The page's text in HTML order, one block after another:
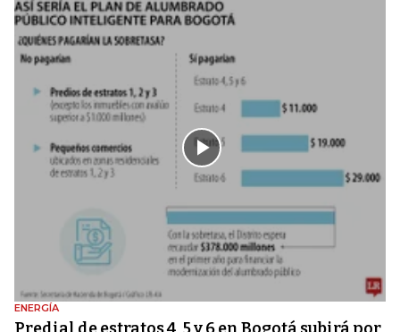
ENERGÍA